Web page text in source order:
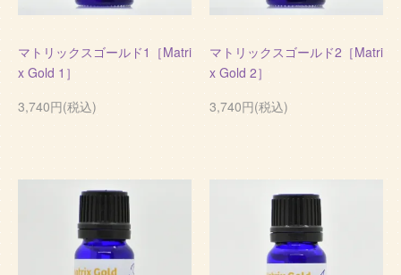
マトリックスゴールド1［Matri
x Gold 1］
3,740円(税込)
マトリックスゴールド2［Matri
x Gold 2］
3,740円(税込)